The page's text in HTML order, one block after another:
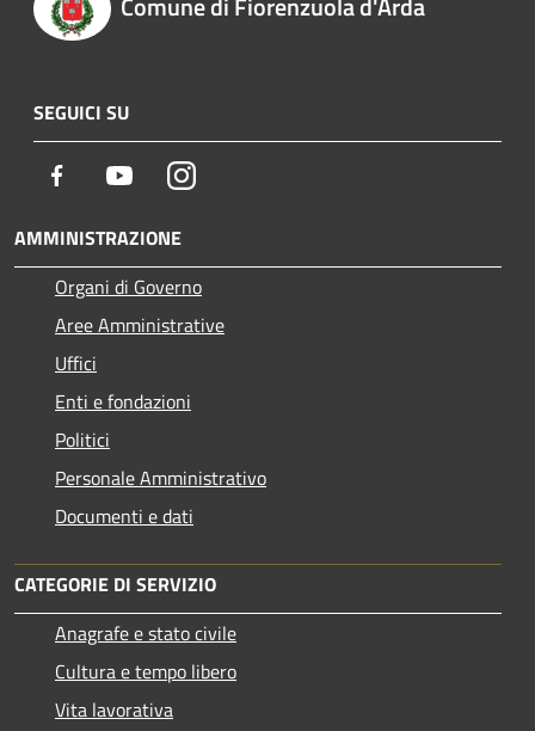
SEGUICI SU
Facebook YoutubeInstagram
AMMINISTRAZIONE
Organi di Governo
Aree Amministrative
Uffici
Enti e fondazioni
Politici
Personale Amministrativo
Documenti e dati
CATEGORIE DI SERVIZIO
Anagrafe e stato civile
Cultura e tempo libero
Vita lavorativa